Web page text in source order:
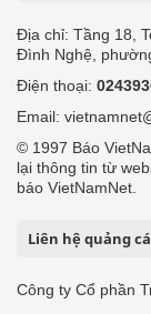
Địa chỉ: Tầng 18,
Đình Nghệ,
Điện thoại:
Email:
© 1997 Báo
lại thông tin từ
báo VietNamNet.
Liên hệ quảng
Công ty Cổ phần